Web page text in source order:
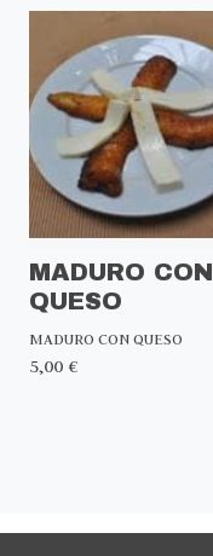
MADURO CON
QUESO
MADURO CON QUESO
5,00 €